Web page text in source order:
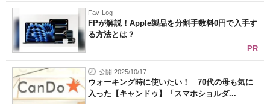
Fav-Log
FPが解説！Apple製品を分割手数料0円で入手す
る方法とは？
PR
公開 2025/10/17
ウォーキング時に使いたい！ 70代の母も気に
入った【キャンドゥ】「スマホショルダ...